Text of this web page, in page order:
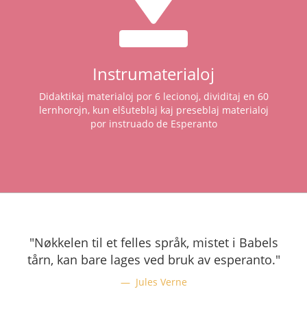
Instrumaterialoj
Didaktikaj materialoj por 6 lecionoj, dividitaj en 60
lernhorojn, kun elŝuteblaj kaj preseblaj materialoj
por instruado de Esperanto
"Nøkkelen til et felles språk, mistet i Babels
tårn, kan bare lages ved bruk av esperanto."
Jules Verne